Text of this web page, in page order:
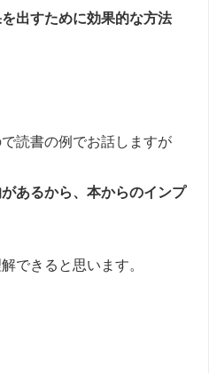
出すために効果的な方法
読書の例でお話しますが
あるから、本からのインプ
できると思います。